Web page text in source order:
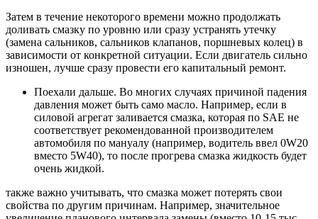
Затем в течение некоторого времени можно продолжать
доливать смазку по уровню или сразу устранять утечку
(замена сальников, сальников клапанов, поршневых колец) в
зависимости от конкретной ситуации. Если двигатель сильно
изношен, лучше сразу провести его капитальный ремонт.
Поехали дальше. Во многих случаях причиной падения
давления может быть само масло. Например, если в
силовой агрегат заливается смазка, которая по SAE не
соответствует рекомендованной производителем
автомобиля по мануалу (например, водитель ввел 0W20
вместо 5W40), то после прогрева смазка жидкость будет
очень жидкой.
также важно учитывать, что смазка может потерять свои
свойства по другим причинам. Например, значительное